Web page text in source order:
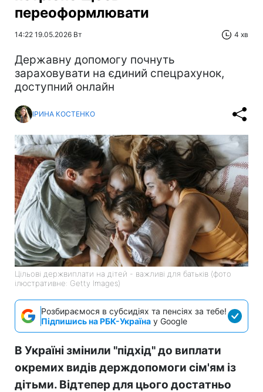
переоформлювати
14:22 19.05.2026 Вт 4 хв
Державну допомогу почнуть
зараховувати на єдиний спецрахунок,
доступний онлайн
ІРИНА КОСТЕНКО
Цільові держвиплати на дітей - важливі для батьків (фото
ілюстративне: Getty Images)
Розбираємося в субсидіях та пенсіях за тебе!
Підпишись на РБК-Україна у Google
В Україні змінили "підхід" до виплати
окремих видів держдопомоги сім'ям із
дітьми. Відтепер для цього достатньо